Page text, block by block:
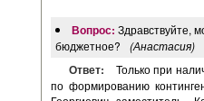
Вопрос: Здравствуйте,
бюджетное?
(Анастасия)
Ответ:
Только при
по формированию